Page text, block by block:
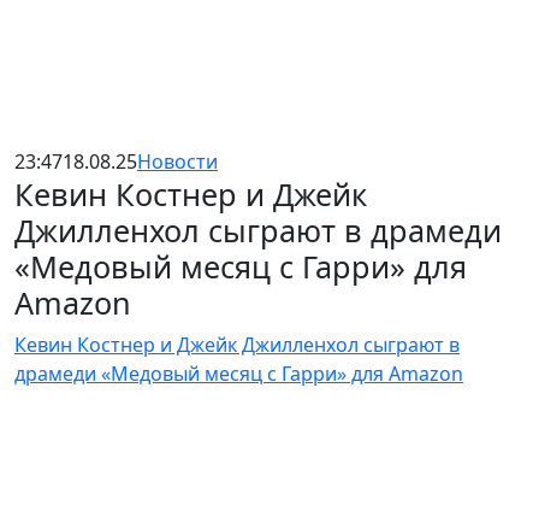
23:4718.08.25Новости
Кевин Костнер и Джейк
Джилленхол сыграют в драмеди
«Медовый месяц с Гарри» для
Amazon
Кевин Костнер и Джейк Джилленхол сыграют в
драмеди «Медовый месяц с Гарри» для Amazon